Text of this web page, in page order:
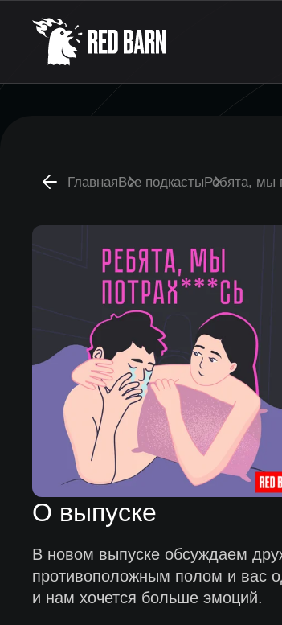
ГлавнаяВсе подкастыРебята, мы
О выпуске
В новом выпуске обсуждаем
противоположным полом и вас
и нам хочется больше эмоций.